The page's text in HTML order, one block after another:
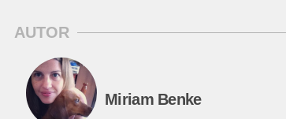
AUTOR
Miriam Benke